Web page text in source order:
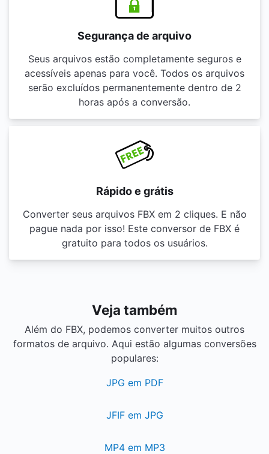
Segurança de arquivo
Seus arquivos estão completamente seguros e
acessíveis apenas para você. Todos os arquivos
serão excluídos permanentemente dentro de 2
horas após a conversão.
Rápido e grátis
Converter seus arquivos FBX em 2 cliques. E não
pague nada por isso! Este conversor de FBX é
gratuito para todos os usuários.
Veja também
Além do FBX, podemos converter muitos outros
formatos de arquivo. Aqui estão algumas conversões
populares:
JPG em PDF
JFIF em JPG
MP4 em MP3